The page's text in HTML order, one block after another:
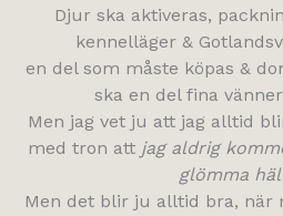
Djur ska aktiveras,
kennelläger &
en del som måste köpas &
ska en del fina
Men jag vet ju att jag alltid
med tron att jag aldrig
glömma
Men det blir ju alltid bra, när